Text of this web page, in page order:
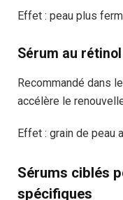
Effet : peau plus
Sérum au rétinol
Recommandé dans
accélère le
Effet : grain de peau
Sérums ciblés
spécifiques